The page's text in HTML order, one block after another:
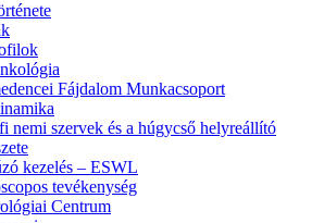
Fájdalom Munkacsoport
nemi szervek és a húgycső helyreállító
kezelés – ESWL
tevékenység
Centrum